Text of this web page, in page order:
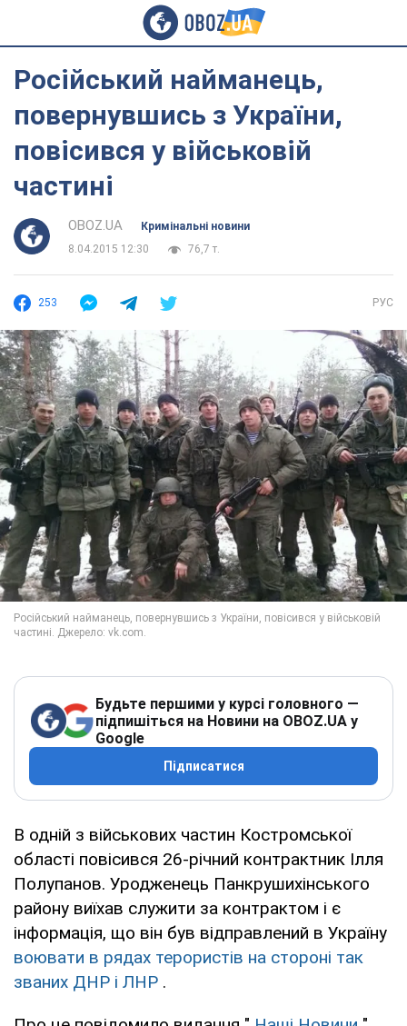
Російський найманець,
повернувшись з України,
повісився у військовій
частині
OBOZ.UA
Кримінальні новини
8.04.2015 12:30
76,7 т.
253 РУС
Будьте першими у курсі головного —
підпишіться на Новини на OBOZ.UA у
Google
Підписатися
В одній з військових частин Костромської
області повісився 26-річний контрактник Ілля
Полупанов. Уродженець Панкрушихінського
району виїхав служити за контрактом і є
інформація, що він був відправлений в Україну
воювати в рядах терористів на стороні так
званих ДНР і ЛНР .